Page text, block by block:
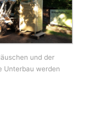
und der
Unterbau werden